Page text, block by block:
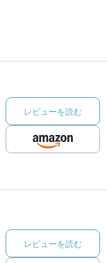
レビューを読む
レビューを読む